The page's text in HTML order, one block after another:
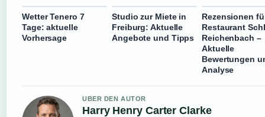
Wetter Tenero 7
Tage: aktuelle
Vorhersage
Studio zur Miete in
Freiburg: Aktuelle
Angebote und Tipps
Rezensionen
Restaurant
Reichenbach –
Aktuelle
Bewertungen
Analyse
UBER DEN AUTOR
Harry Henry Carter Clarke